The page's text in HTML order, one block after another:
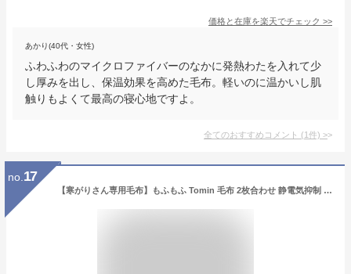
価格と在庫を楽天でチェック >>
あかり(40代・女性)
ふわふわのマイクロファイバーのなかに発熱わたを入れて少
し厚みを出し、保温効果を高めた毛布。軽いのに温かいし肌
触りもよくて最高の寝心地ですよ。
全てのおすすめコメント (1件) >
no. 17
【寒がりさん専用毛布】もふもふ Tomin 毛布 2枚合わせ 静電気抑制 ロマンス小杉 シングル ブランケット 軽量 日本製 毛布 ハイボリューム 厚手 可愛い 合わせ毛布 あったか 暖かい 衿付き えり 二枚合わせ ふかふか ふわふわ 分厚い 極厚 厚い 襟付き かわいい